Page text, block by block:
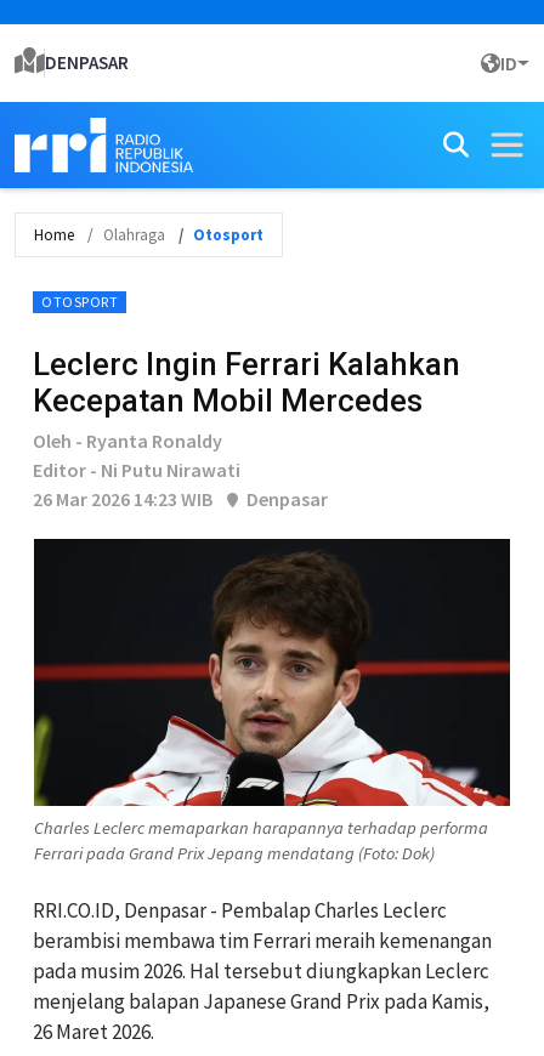
DENPASAR ID
Home Olahraga Otosport
OTOSPORT
Leclerc Ingin Ferrari Kalahkan
Kecepatan Mobil Mercedes
Oleh - Ryanta Ronaldy
Editor - Ni Putu Nirawati
26 Mar 2026 14:23 WIB
Denpasar
Charles Leclerc memaparkan harapannya terhadap performa
Ferrari pada Grand Prix Jepang mendatang (Foto: Dok)
RRI.CO.ID, Denpasar - Pembalap Charles Leclerc
berambisi membawa tim Ferrari meraih kemenangan
pada musim 2026. Hal tersebut diungkapkan Leclerc
menjelang balapan Japanese Grand Prix pada Kamis,
26 Maret 2026.